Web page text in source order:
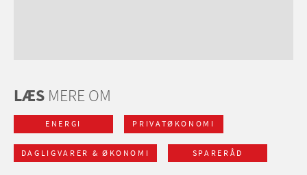
LÆS MERE OM
ENERGI PRIVATØKONOMI
DAGLIGVARER & ØKONOMI SPARERÅD